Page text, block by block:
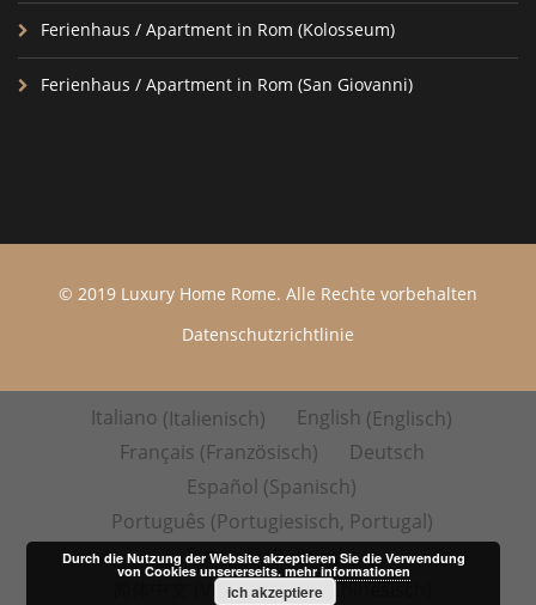
Ferienhaus / Apartment in Rom (Kolosseum)
Ferienhaus / Apartment in Rom (San Giovanni)
© 2019 Luxury Home Rome. Alle Rechte vorbehalten
Datenschutzrichtlinie
Italiano (Italienisch) English (Englisch)
Français (Französisch)
Deutsch
Español (Spanisch)
Português (Portugiesisch, Portugal)
Русский(Russisch)
Vereinfachtes Chinesisch
Durch die Nutzung der Website akzeptieren Sie die Verwendung
von Cookies unsererseits. mehr informationen
ich akzeptiere